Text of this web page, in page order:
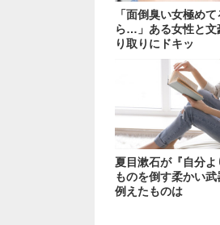
「面倒臭い女極め
ら…」ある女性と文
り取りにドキッ
夏目漱石が『自分よ
ものを倒す柔かい武
例えたものは